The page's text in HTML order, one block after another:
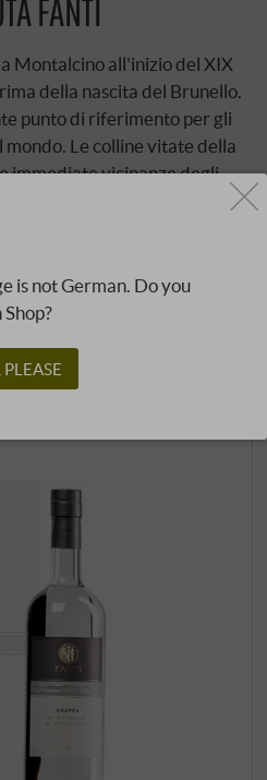
FANTI
Montalcino all'inizio del XIX
della nascita del Brunello.
punto di riferimento per gli
Le colline vitate della
immediate vicinanze degli
Poggio di Sotto. La tenuta, che
ettari, è stata ristrutturata e
un'enorme …
DI PIÙ
is not German. Do you
PLEASE